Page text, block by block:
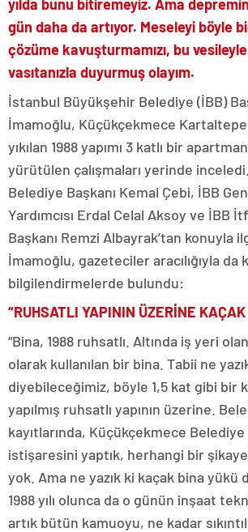
yılda bunu bitiremeyiz. Ama
gün daha da artıyor. Meseleyi böyle
çözüme kavuşturmamızı, bu
vasıtanızla duyurmuş olayım.
İstanbul Büyükşehir Belediye (İBB)
İmamoğlu, Küçükçekmece Kartaltepe
yıkılan 1988 yapımı 3 katlı bir
yürütülen çalışmaları yerinde
Belediye Başkanı Kemal Çebi, İBB
Yardımcısı Erdal Celal Aksoy ve İBB
Başkanı Remzi Albayrak’tan konuyla
İmamoğlu, gazeteciler aracılığıyla da
bilgilendirmelerde bulundu:
“RUHSATLI YAPININ ÜZERİNE
“Bina, 1988 ruhsatlı. Altında iş yeri
olarak kullanılan bir bina. Tabii ne
diyebileceğimiz, böyle 1,5 kat gibi bir
yapılmış ruhsatlı yapının üzerine.
kayıtlarında, Küçükçekmece Belediye
istişaresini yaptık, herhangi bir
yok. Ama ne yazık ki kaçak bina yükü
1988 yılı olunca da o günün inşaat
artık bütün kamuoyu, ne kadar